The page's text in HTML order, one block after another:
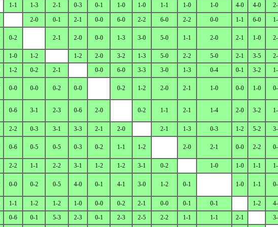
1-1 1-3 2-1 0-3 0-1 1-0 1-0 1-1 1-0 1-0 4-0 4-0
2-0 0-1 2-1 0-0 6-0 2-2 6-0 2-2 0-0 1-1 6-0
0-2 2-1 2-0 0-0 1-3 3-0 5-0 1-1 2-0 2-1 1-0
1-0 1-2 1-2 2-0 3-2 1-3 5-0 2-2 5-0 2-1 3-5
1-2 0-2 2-1 0-0 6-0 3-3 3-0 1-3 0-4 0-1 3-2
0-0 0-0 0-2 0-0 0-2 1-2 2-0 2-1 1-0 0-0 1-0
0-6 3-1 2-3 0-6 2-0 0-2 1-1 2-1 1-4 2-0 3-2
2-2 0-3 3-1 3-3 2-1 2-0 2-1 1-3 0-3 1-2 5-2
0-6 0-5 0-5 0-3 0-2 1-1 1-2 2-0 2-1 0-0 2-2
2-2 1-1 2-2 3-1 1-2 1-2 3-1 0-2 1-0 1-0 1-1
0-0 0-2 0-5 4-0 0-1 4-1 3-0 1-2 0-1 1-0 1-1
1-1 1-2 1-2 1-0 0-0 0-2 2-1 0-0 0-1 0-1 1-2
0-6 0-1 5-3 2-3 0-1 2-3 2-5 2-2 1-1 1-1 2-1